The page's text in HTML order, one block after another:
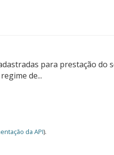
para prestação do
de...
da API).